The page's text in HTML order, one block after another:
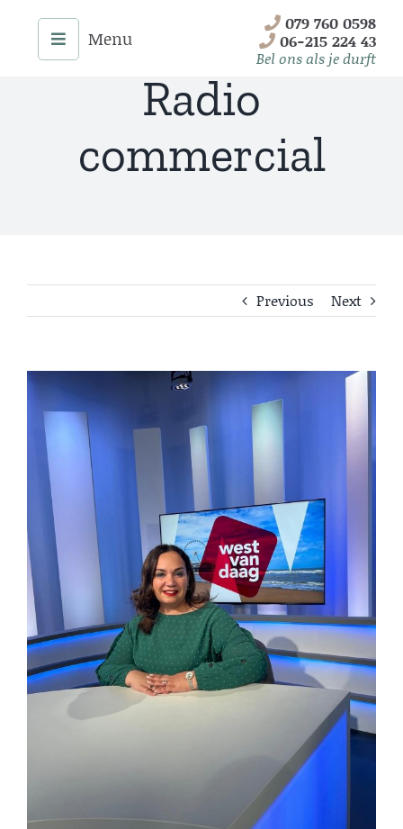
content
079 760 0598
06-215 224 43
Bel ons als je durft
Radio
commercial
Previous Next
View
Larger
Image
Home
Onze Diensten
Lead Generation B2B
Cold calling
Telemarketing
Trainingen
Blog
Contact
Lead Generation B2B